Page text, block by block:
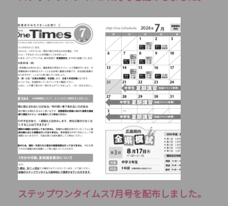
ステップワンタイムス7月号を配布しました。